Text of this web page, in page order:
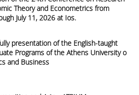
Theory and Econometrics from
July 11, 2026 at Ios.
presentation of the English-taught
Programs of the Athens University of
and Business